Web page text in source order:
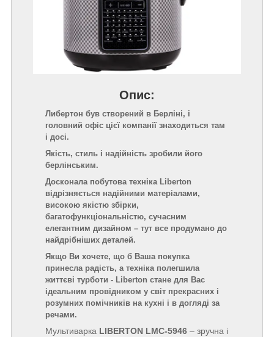
Опис:
Либертон був створений в Берліні, і
головний офіс цієї компанії знаходиться там
і досі.
Якість, стиль і надійність зробили його
берлінським.
Досконала побутова техніка Liberton
відрізняється надійними матеріалами,
високою якістю збірки,
багатофункціональністю, сучасним
елегантним дизайном – тут все продумано до
найдрібніших деталей.
Якщо Ви хочете, що б Ваша покупка
принесла радість, а техніка полегшила
життєві турботи - Liberton стане для Вас
ідеальним провідником у світ прекрасних і
розумних помічників на кухні і в догляді за
речами.
Мультиварка LIBERTON LMC-5946 – зручна і